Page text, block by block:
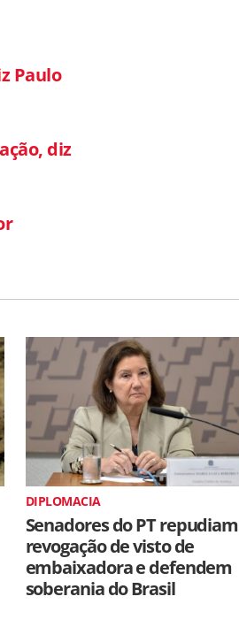
Paulo
diz
DIPLOMACIA
Senadores do PT repudiam
revogação de visto de
embaixadora e defendem
soberania do Brasil